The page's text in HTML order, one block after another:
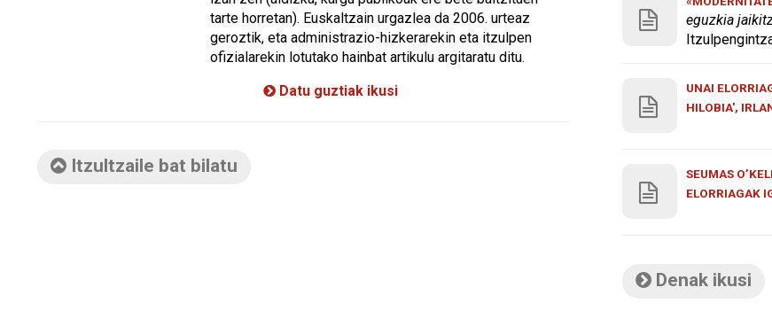
tarte horretan). Euskaltzain urgazlea da 2006. urteaz
geroztik, eta administrazio-hizkerarekin eta itzulpen
ofizialarekin lotutako hainbat artikulu argitaratu ditu.
Datu guztiak ikusi
Itzultzaile bat bilatu
eguzkia
UNAI
HILOBIA',
SEUMAS
ELORRIAGAK
Denak ikusi